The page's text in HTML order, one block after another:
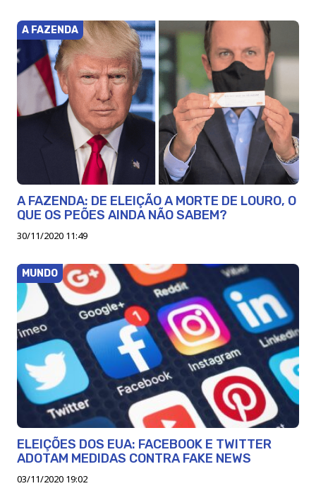
A FAZENDA
A FAZENDA: DE ELEIÇÃO A MORTE DE LOURO, O
QUE OS PEÕES AINDA NÃO SABEM?
30/11/2020 11:49
MUNDO
ELEIÇÕES DOS EUA: FACEBOOK E TWITTER
ADOTAM MEDIDAS CONTRA FAKE NEWS
03/11/2020 19:02